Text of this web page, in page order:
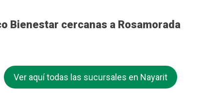
Bienestar cercanas a Rosamorada
Ver aquí todas las sucursales en Nayarit